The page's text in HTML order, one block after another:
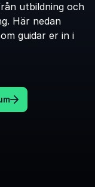
utbildning och
Här nedan
guidar er in i